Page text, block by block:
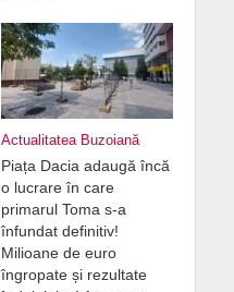
Actualitatea Buzoiană
Piața Dacia adaugă încă
o lucrare în care
primarul Toma s-a
înfundat definitiv!
Milioane de euro
îngropate și rezultate